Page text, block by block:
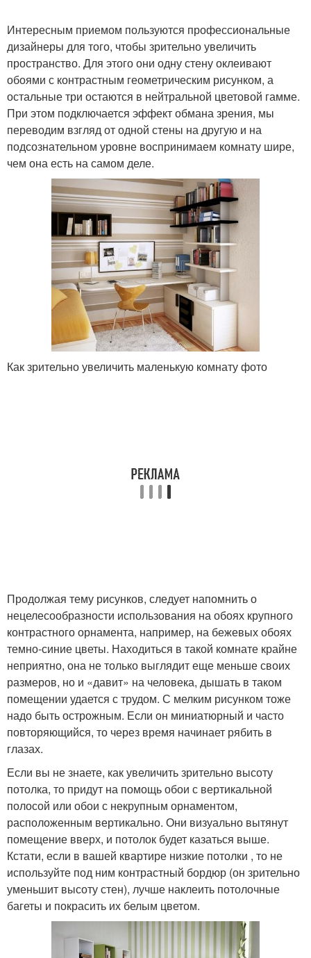
Интересным приемом пользуются профессиональные
дизайнеры для того, чтобы зрительно увеличить
пространство. Для этого они одну стену оклеивают
обоями с контрастным геометрическим рисунком, а
остальные три остаются в нейтральной цветовой гамме.
При этом подключается эффект обмана зрения, мы
переводим взгляд от одной стены на другую и на
подсознательном уровне воспринимаем комнату шире,
чем она есть на самом деле.
Как зрительно увеличить маленькую комнату фото
Продолжая тему рисунков, следует напомнить о
нецелесообразности использования на обоях крупного
контрастного орнамента, например, на бежевых обоях
темно-синие цветы. Находиться в такой комнате крайне
неприятно, она не только выглядит еще меньше своих
размеров, но и «давит» на человека, дышать в таком
помещении удается с трудом. С мелким рисунком тоже
надо быть острожным. Если он миниатюрный и часто
повторяющийся, то через время начинает рябить в
глазах.
Если вы не знаете, как увеличить зрительно высоту
потолка, то придут на помощь обои с вертикальной
полосой или обои с некрупным орнаментом,
расположенным вертикально. Они визуально вытянут
помещение вверх, и потолок будет казаться выше.
Кстати, если в вашей квартире низкие потолки , то не
используйте под ним контрастный бордюр (он зрительно
уменьшит высоту стен), лучше наклеить потолочные
багеты и покрасить их белым цветом.